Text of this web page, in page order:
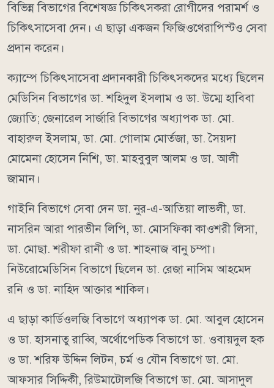
বিভিন্ন বিভাগের বিশেষজ্ঞ চিকিৎসকরা রোগীদের পরামর্শ ও
চিকিৎসাসেবা দেন। এ ছাড়া একজন ফিজিওথেরাপিস্টও সেবা
প্রদান করেন।
ক্যাম্পে চিকিৎসাসেবা প্রদানকারী চিকিৎসকদের মধ্যে ছিলেন
মেডিসিন বিভাগের ডা. শহিদুল ইসলাম ও ডা. উম্মে হাবিবা
জ্যোতি; জেনারেল সার্জারি বিভাগের অধ্যাপক ডা. মো.
বাহারুল ইসলাম, ডা. মো. গোলাম মোর্তজা, ডা. সৈয়দা
মোমেনা হোসেন নিশি, ডা. মাহবুবুল আলম ও ডা. আলী
জামান।
গাইনি বিভাগে সেবা দেন ডা. নুর-এ-আতিয়া লাভলী, ডা.
নাসরিন আরা পারভীন লিপি, ডা. মোসফিকা কাওশরী লিসা,
ডা. মোছা. শরীফা রানী ও ডা. শাহনাজ বানু চম্পা।
নিউরোমেডিসিন বিভাগে ছিলেন ডা. রেজা নাসিম আহমেদ
রনি ও ডা. নাহিদ আক্তার শাকিল।
এ ছাড়া কার্ডিওলজি বিভাগে অধ্যাপক ডা. মো. আবুল হোসেন
ও ডা. হাসনাতু রাব্বি, অর্থোপেডিক বিভাগে ডা. ওবায়দুল হক
ও ডা. শরিফ উদ্দিন লিটন, চর্ম ও যৌন বিভাগে ডা. মো.
আফসার সিদ্দিকী, রিউমাটোলজি বিভাগে ডা. মো. আসাদুল